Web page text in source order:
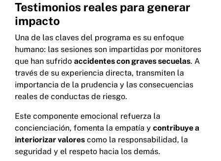
Testimonios reales para generar
impacto
Una de las claves del programa es su enfoque
humano: las sesiones son impartidas por monitores
que han sufrido accidentes con graves secuelas. A
través de su experiencia directa, transmiten la
importancia de la prudencia y las consecuencias
reales de conductas de riesgo.
Este componente emocional refuerza la
concienciación, fomenta la empatía y contribuye a
interiorizar valores como la responsabilidad, la
seguridad y el respeto hacia los demás.